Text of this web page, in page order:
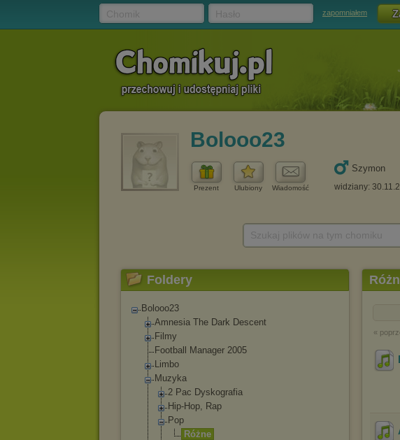
zapomniałem
Bolooo23
Prezent Ulubiony Wiadomość
Szymon
widziany:
Foldery
Bolooo23
Amnesia The Dark Descent
Filmy
Football Manager 2005
Limbo
Muzyka
2 Pac Dyskografia
Hip-Hop, Rap
Pop
Różne
«